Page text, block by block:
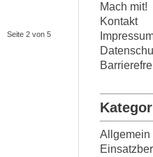
Seite 2 von 5
Mach mit!
Kontakt
Allgemein